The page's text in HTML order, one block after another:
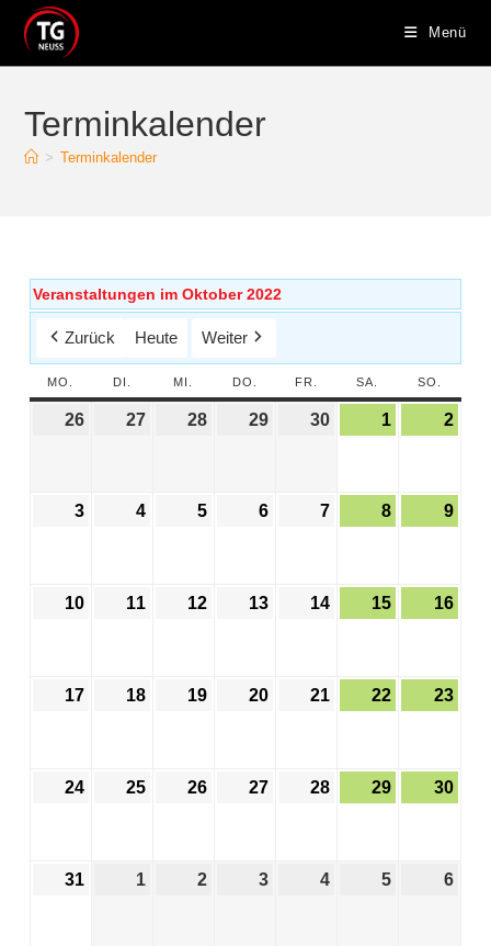
Menü
Terminkalender
> Terminkalender
Veranstaltungen im Oktober 2022
Zurück Heute Weiter
MO. DI. MI. DO. FR. SA. SO.
26 27 28 29 30 1 2
3 4 5 6 7 8 9
10 11 12 13 14 15 16
17 18 19 20 21 22 23
24 25 26 27 28 29 30
31 1 2 3 4 5 6